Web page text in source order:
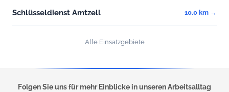
Schlüsseldienst Amtzell 10.0 km →
Alle Einsatzgebiete
Folgen Sie uns für mehr Einblicke in unseren Arbeitsalltag